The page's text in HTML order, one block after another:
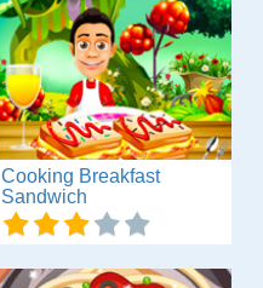
Cooking Breakfast
Sandwich